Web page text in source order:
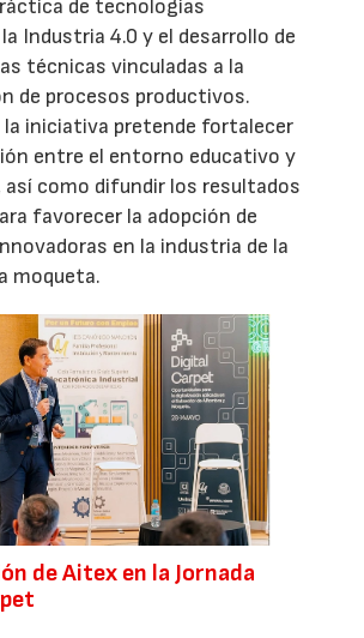
de tecnologías
Industria 4.0 y el desarrollo de
técnicas vinculadas a la
de procesos productivos.
la iniciativa pretende fortalecer
entre el entorno educativo y
así como difundir los resultados
favorecer la adopción de
en la industria de la
moqueta.
de Aitex en la Jornada